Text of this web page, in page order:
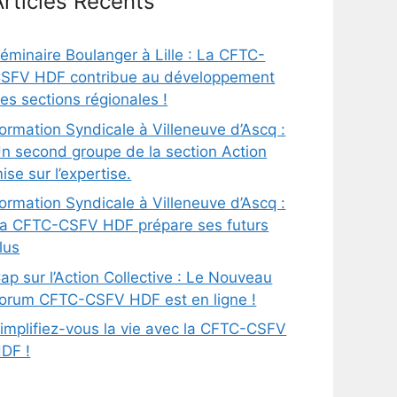
Boulanger à Lille : La CFTC-
HDF contribue au développement
sections régionales !
Syndicale à Villeneuve d’Ascq :
second groupe de la section Action
sur l’expertise.
Syndicale à Villeneuve d’Ascq :
CFTC-CSFV HDF prépare ses futurs
sur l’Action Collective : Le Nouveau
CFTC-CSFV HDF est en ligne !
vous la vie avec la CFTC-CSFV
!